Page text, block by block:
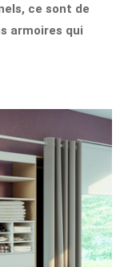
ce sont de
armoires qui